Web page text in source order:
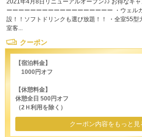
2021年4月8日リニューアルオープン♪♪ お得なキ
ーーーーーーーーーーーーーーーーーー ・ウェル
設！！ソフトドリンクも選び放題！！ ・全室55型
室客...
クーポン
【宿泊料金】
1000円オフ
【休憩料金】
休憩全日 500円オフ
（2Ｈ利用を除く）
クーポン内容をもっと見